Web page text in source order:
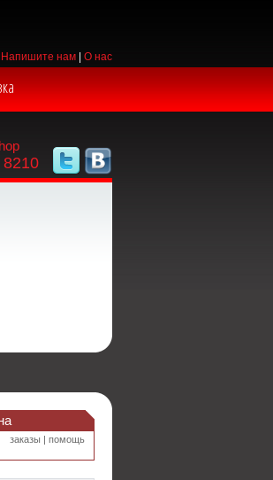
Напишите нам О нас
заказы | помощь